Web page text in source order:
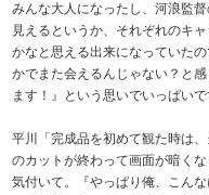
みんな大人になったし、河浪監
見えるというか、それぞれのキ
かなと思える出来になっていた
かでまた会えるんじゃない？と
ます！』という思いでいっぱいで
平川「完成品を初めて観た時は
のカットが終わって画面が暗く
気付いて。『やっぱり俺、こん